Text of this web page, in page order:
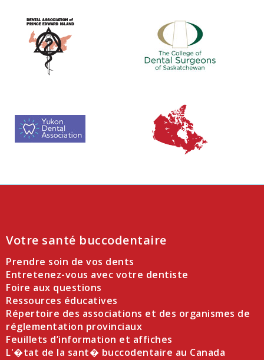
Votre santé buccodentaire
Prendre soin de vos dents
Entretenez-vous avec votre dentiste
Foire aux questions
Ressources éducatives
Répertoire des associations et des organismes de
réglementation provinciaux
Feuillets d’information et affiches
L'�tat de la sant� buccodentaire au Canada